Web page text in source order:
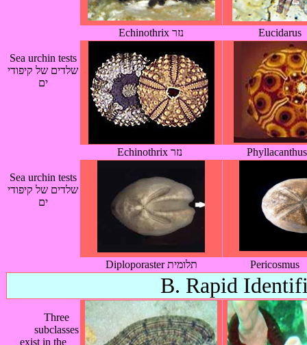
Echinothrix נזר
Sea urchin tests
שלדים של קיפודי
ים
Sea urchin tests
שלדים של קיפודי
ים
Diploporaster תלומית
B. Rapid
Three
subclasses
exist in the